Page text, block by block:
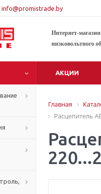
info@promistrade.by
Интернет-магазин
низковольтного
АКЦИИ
Главная
Расцепитель